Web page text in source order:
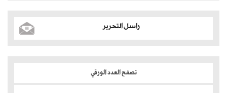
راسل التحرير
تصفح العدد الورقي